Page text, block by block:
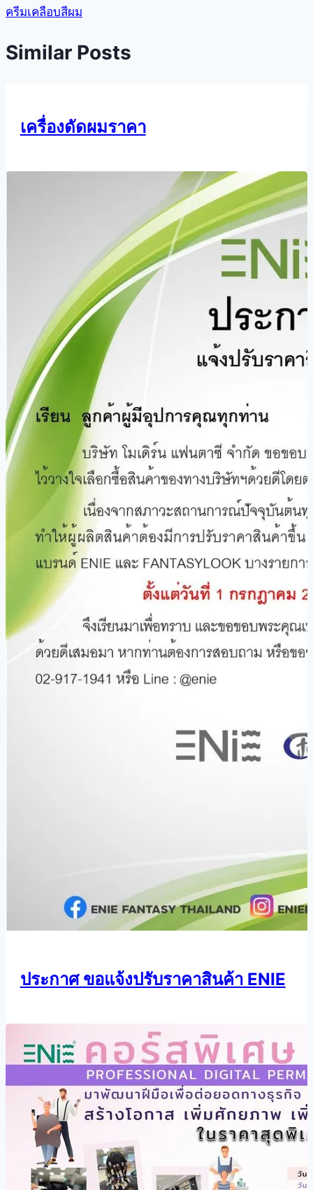
ครีมเคลือบสีผม
Similar Posts
เครื่องดัดผมราคา
ประกาศ ขอแจ้งปรับราคาสินค้า ENIE